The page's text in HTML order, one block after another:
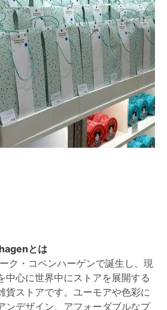
とは
ク・コペンハーゲンで誕生し、現
中心に世界中にストアを展開する
貨ストアです。ユーモアや色彩に
ンデザイン、アフォーダブルなプ